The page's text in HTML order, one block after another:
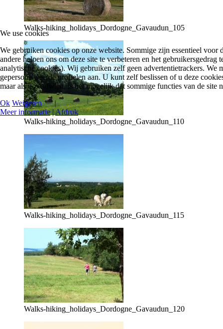
Walks-hiking_holidays_Dordogne_Gavaudun_105
Walks-hiking_holidays_Dordogne_Gavaudun_110
Walks-hiking_holidays_Dordogne_Gavaudun_115
Walks-hiking_holidays_Dordogne_Gavaudun_120
We use cookies
We gebruiken cookies op onze website. Sommige zijn essentieel voor
andere helpen ons om deze site te verbeteren en het gebruikersgedrag
analytische cookies). Wij gebruiken zelf geen advertentietrackers. We
gepersonaliseerde profielen aan. U kunt zelf beslissen of u deze
maar als u ze afwijst, is het mogelijk dat sommige functies van de site
Ok Weigeren
Meer informatie|Afdruk